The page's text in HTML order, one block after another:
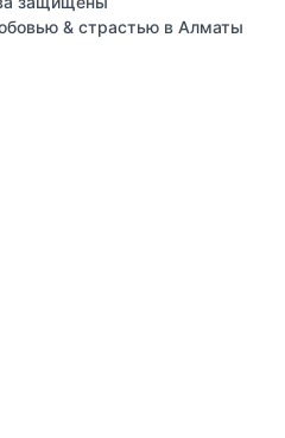
& страстью в Алматы